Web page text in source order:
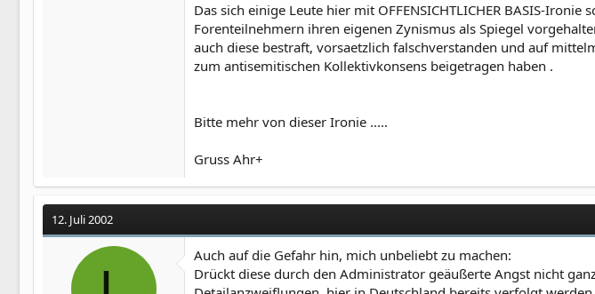
Das sich einige Leute hier mit OFFENSICHTLICHER BASIS-
Forenteilnehmern ihren eigenen Zynismus als Spiegel
auch diese bestraft, vorsaetzlich falschverstanden und auf
zum antisemitischen Kollektivkonsens beigetragen haben .
Bitte mehr von dieser Ironie .....
Gruss Ahr+
12. Juli 2002
Auch auf die Gefahr hin, mich unbeliebt zu machen:
Drückt diese durch den Administrator geäußerte Angst nicht